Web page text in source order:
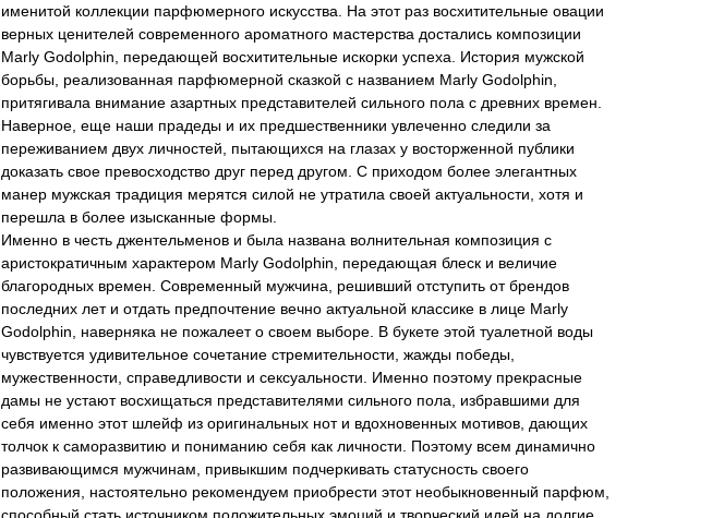
именитой коллекции парфюмерного искусства. На этот раз восхитительные овации
верных ценителей современного ароматного мастерства достались композиции
Marly Godolphin, передающей восхитительные искорки успеха. История мужской
борьбы, реализованная парфюмерной сказкой с названием Marly Godolphin,
притягивала внимание азартных представителей сильного пола с древних времен.
Наверное, еще наши прадеды и их предшественники увлеченно следили за
переживанием двух личностей, пытающихся на глазах у восторженной публики
доказать свое превосходство друг перед другом. С приходом более элегантных
манер мужская традиция мерятся силой не утратила своей актуальности, хотя и
перешла в более изысканные формы.
Именно в честь джентельменов и была названа волнительная композиция с
аристократичным характером Marly Godolphin, передающая блеск и величие
благородных времен. Современный мужчина, решивший отступить от брендов
последних лет и отдать предпочтение вечно актуальной классике в лице Marly
Godolphin, наверняка не пожалеет о своем выборе. В букете этой туалетной воды
чувствуется удивительное сочетание стремительности, жажды победы,
мужественности, справедливости и сексуальности. Именно поэтому прекрасные
дамы не устают восхищаться представителями сильного пола, избравшими для
себя именно этот шлейф из оригинальных нот и вдохновенных мотивов, дающих
толчок к саморазвитию и пониманию себя как личности. Поэтому всем динамично
развивающимся мужчинам, привыкшим подчеркивать статусность своего
положения, настоятельно рекомендуем приобрести этот необыкновенный парфюм,